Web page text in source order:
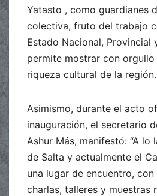
Yatasto , como guardianes
colectiva, fruto del trabajo
Estado Nacional, Provincial
permite mostrar con
riqueza cultural de la región.
Asimismo, durante el acto
inauguración, el secretario
Ashur Más, manifestó: “A
de Salta y actualmente el
una lugar de encuentro,
charlas, talleres y muestras